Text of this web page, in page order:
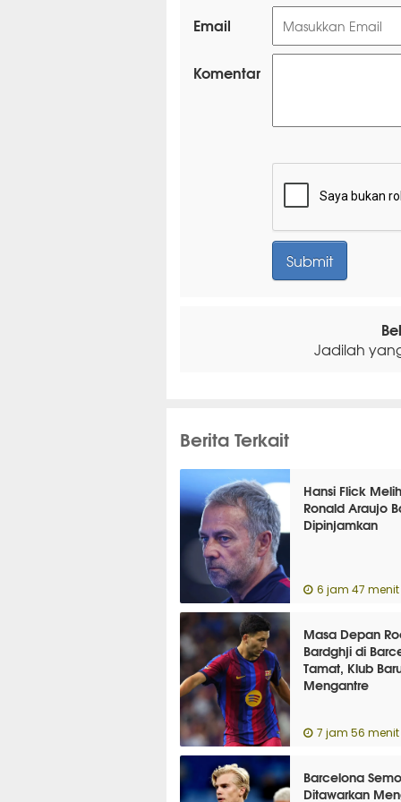
Email
Komentar
Jadilah
Berita Terkait
Hansi Flick
Ronald Araujo
Dipinjamkan
6 jam 47 menit
Masa Depan
Bardghji di
Tamat, Klub
Mengantre
7 jam 56 menit
Barcelona
Ditawarkan